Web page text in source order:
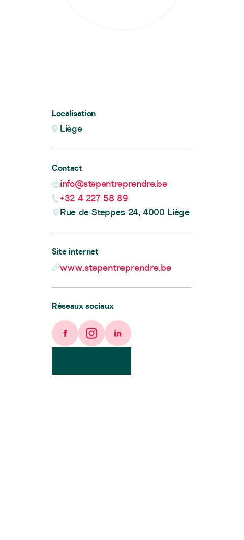
Localisation
Liège
Contact
info@stepentreprendre.be
+32 4 227 58 89
Rue de Steppes 24, 4000 Liège
Site internet
www.stepentreprendre.be
Réseaux sociaux
FacebookInstagramLinkedIn